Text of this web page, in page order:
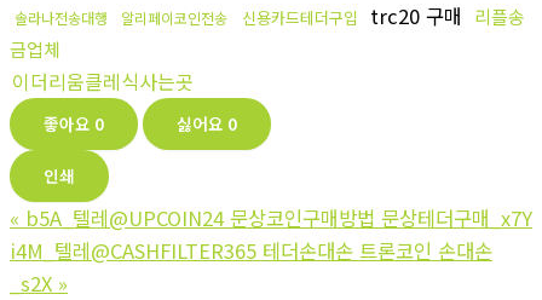
솔라나전송대행 알리페이코인전송 신용카드테더구입 trc20 구매
리플송
금업체
이더리움클레식사는곳
좋아요 0 싫어요 0
인쇄
« b5A_텔레@UPCOIN24 문상코인구매방법 문상테더구매_x7Y
i4M_텔레@CASHFILTER365 테더손대손 트론코인 손대손
_s2X »